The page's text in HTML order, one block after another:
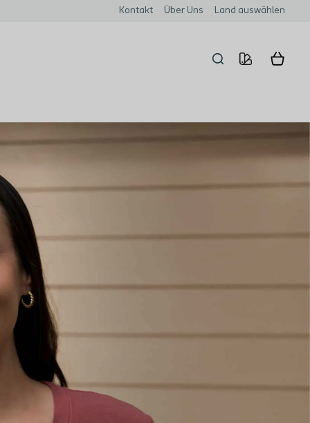
Kontakt Über Uns Land auswählen